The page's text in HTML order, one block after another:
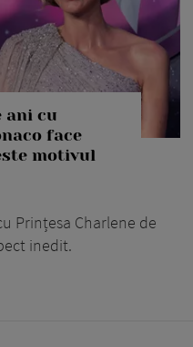
ani cu
face
motivul
Prințesa Charlene de
inedit.